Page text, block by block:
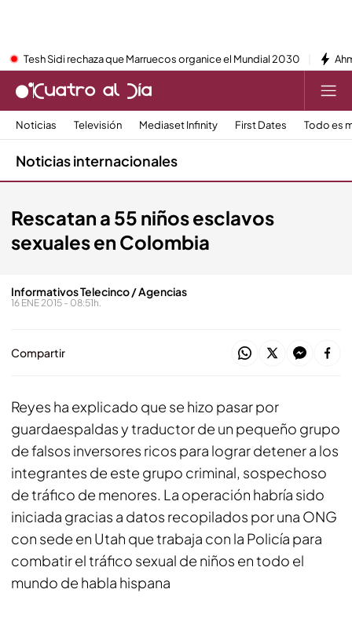
Tesh Sidi rechaza que Marruecos organice el Mundial 2030
Noticias Televisión Mediaset Infinity First Dates Todo es
Noticias internacionales
Rescatan a 55 niños esclavos
sexuales en Colombia
Informativos Telecinco / Agencias
16 ENE 2015 - 08:51h.
Compartir
Reyes ha explicado que se hizo pasar por
guardaespaldas y traductor de un pequeño grupo
de falsos inversores ricos para lograr detener a los
integrantes de este grupo criminal, sospechoso
de tráfico de menores. La operación habría sido
iniciada gracias a datos recopilados por una ONG
con sede en Utah que trabaja con la Policía para
combatir el tráfico sexual de niños en todo el
mundo de habla hispana